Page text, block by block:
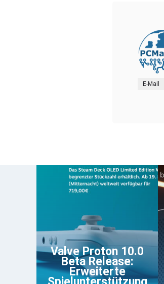
E-Mail
Valve Proton 10.0
Beta Release:
Erweiterte